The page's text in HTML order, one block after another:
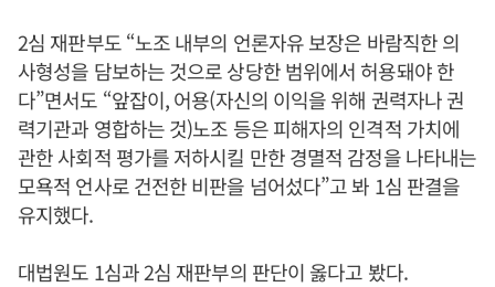
2심 재판부도 “노조 내부의 언론자유 보장은 바람직한 의
사형성을 담보하는 것으로 상당한 범위에서 허용돼야 한
다”면서도 “앞잡이, 어용(자신의 이익을 위해 권력자나 권
력기관과 영합하는 것)노조 등은 피해자의 인격적 가치에
관한 사회적 평가를 저하시킬 만한 경멸적 감정을 나타내는
모욕적 언사로 건전한 비판을 넘어섰다”고 봐 1심 판결을
유지했다.
대법원도 1심과 2심 재판부의 판단이 옳다고 봤다.